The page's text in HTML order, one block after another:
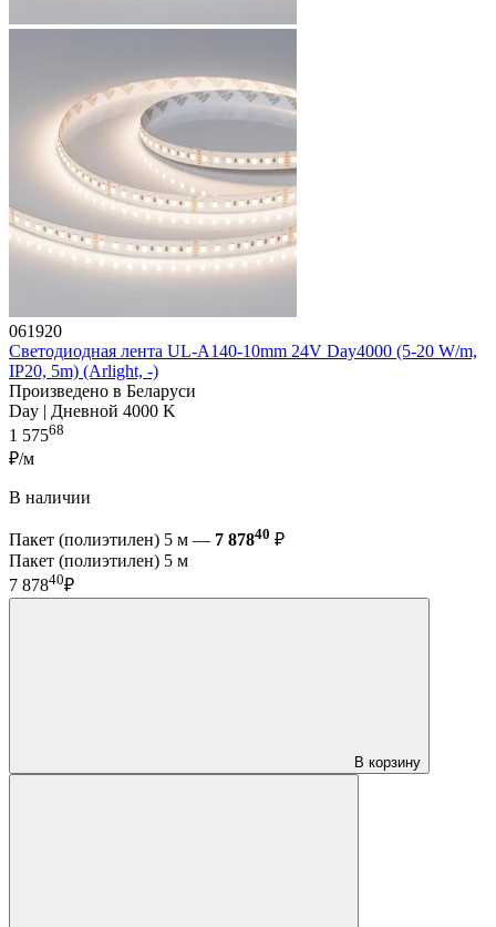
061920
Светодиодная лента UL-A140-10mm 24V Day4000 (5-20 W/m,
IP20, 5m) (Arlight, -)
Произведено в Беларуси
Day | Дневной 4000 K
1 57568
₽/м
В наличии
Пакет (полиэтилен) 5 м — 7 87840 ₽
Пакет (полиэтилен) 5 м
7 87840₽
В корзину